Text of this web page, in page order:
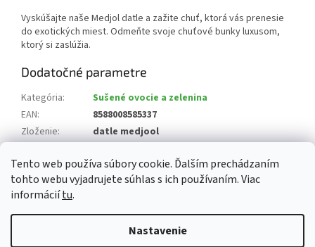
Tento web používa súbory cookie. Ďalším prechádzaním
tohto webu vyjadrujete súhlas s ich používaním. Viac
informáciítu.
Nastavenie
Vyskúšajte naše Medjol datle a zažite chuť, ktorá vás prenesie
do exotických miest. Odmeňte svoje chuťové bunky luxusom,
ktorý si zaslúžia.
Dodatočné parametre
Kategória:
Sušené ovocie a zelenina
EAN:
8588008585337
Zloženie:
datle medjool
Alergény: produkt nie je alergén
Vytvoril Shoptet